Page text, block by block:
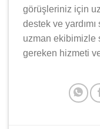
görüşleriniz için
destek ve
uzman ekibimizle
gereken hizmeti